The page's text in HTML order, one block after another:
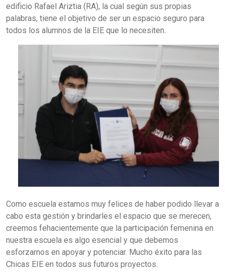
edificio Rafael Ariztia (RA), la cual según sus propias
palabras, tiene el objetivo de ser un espacio seguro para
todos los alumnos de la EIE que lo necesiten.
Como escuela estamos muy felices de haber podido llevar a
cabo esta gestión y brindarles el espacio que se merecen,
creemos fehacientemente que la participación femenina en
nuestra escuela es algo esencial y que debemos
esforzarnos en apoyar y potenciar. Mucho éxito para las
Chicas EIE en todos sus futuros proyectos.